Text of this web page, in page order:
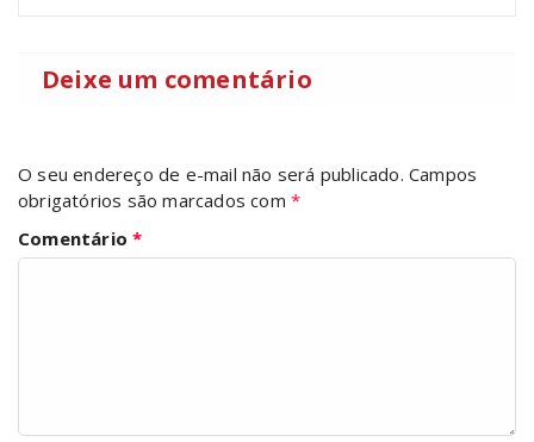
Deixe um comentário
O seu endereço de e-mail não será publicado. Campos
obrigatórios são marcados com *
Comentário*